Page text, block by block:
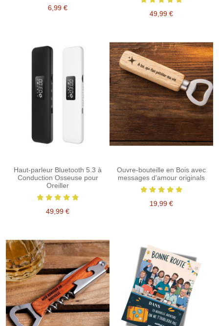
6,99 €
49,99 €
Haut-parleur Bluetooth 5.3 à
Conduction Osseuse pour
Oreiller
49,99 €
Ouvre-bouteille en Bois avec
messages d'amour originals
19,99 €